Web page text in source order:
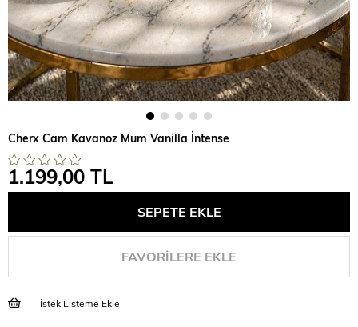
Cherx Cam Kavanoz Mum Vanilla İntense
1.199,00 TL
FAVORILERE EKLE
İstek Listeme Ekle